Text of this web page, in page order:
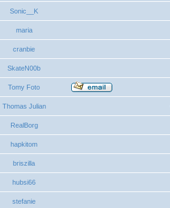
Sonic__K
maria
cranbie
SkateN00b
Tomy Foto
Thomas Julian
RealBorg
hapkitom
briszilla
hubsi66
stefanie